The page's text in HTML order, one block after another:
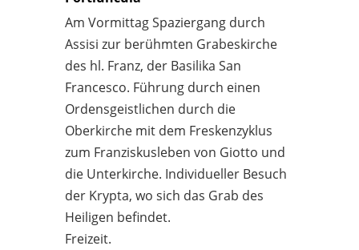
Am Vormittag Spaziergang durch
Assisi zur berühmten Grabeskirche
des hl. Franz, der Basilika San
Francesco. Führung durch einen
Ordensgeistlichen durch die
Oberkirche mit dem Freskenzyklus
zum Franziskusleben von Giotto und
die Unterkirche. Individueller Besuch
der Krypta, wo sich das Grab des
Heiligen befindet.
Freizeit.